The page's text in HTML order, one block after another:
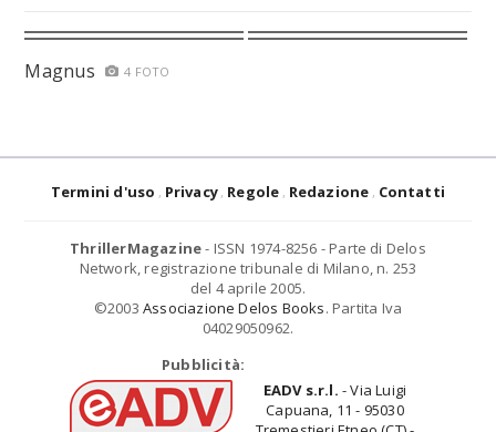
Magnus 4 FOTO
Termini d'uso Privacy Regole Redazione Contatti
ThrillerMagazine- ISSN 1974-8256 - Parte di Delos
Network, registrazione tribunale di Milano, n. 253
del 4 aprile 2005.
©2003 Associazione Delos Books. Partita Iva
04029050962.
Pubblicità:
EADV s.r.l. - Via Luigi
Capuana, 11 - 95030